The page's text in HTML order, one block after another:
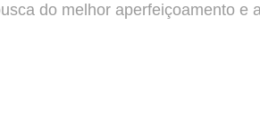
do melhor aperfeiçoamento e